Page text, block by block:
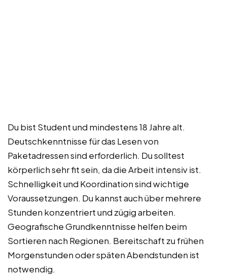
Du bist Student und mindestens 18 Jahre alt.
Deutschkenntnisse für das Lesen von
Paketadressen sind erforderlich. Du solltest
körperlich sehr fit sein, da die Arbeit intensiv ist.
Schnelligkeit und Koordination sind wichtige
Voraussetzungen. Du kannst auch über mehrere
Stunden konzentriert und zügig arbeiten.
Geografische Grundkenntnisse helfen beim
Sortieren nach Regionen. Bereitschaft zu frühen
Morgenstunden oder späten Abendstunden ist
notwendig.